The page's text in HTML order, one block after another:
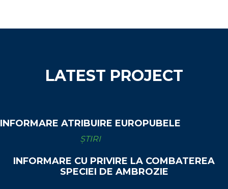
LATEST PROJECT
INFORMARE ATRIBUIRE EUROPUBELE
ȘTIRI
INFORMARE CU PRIVIRE LA COMBATEREA
SPECIEI DE AMBROZIE